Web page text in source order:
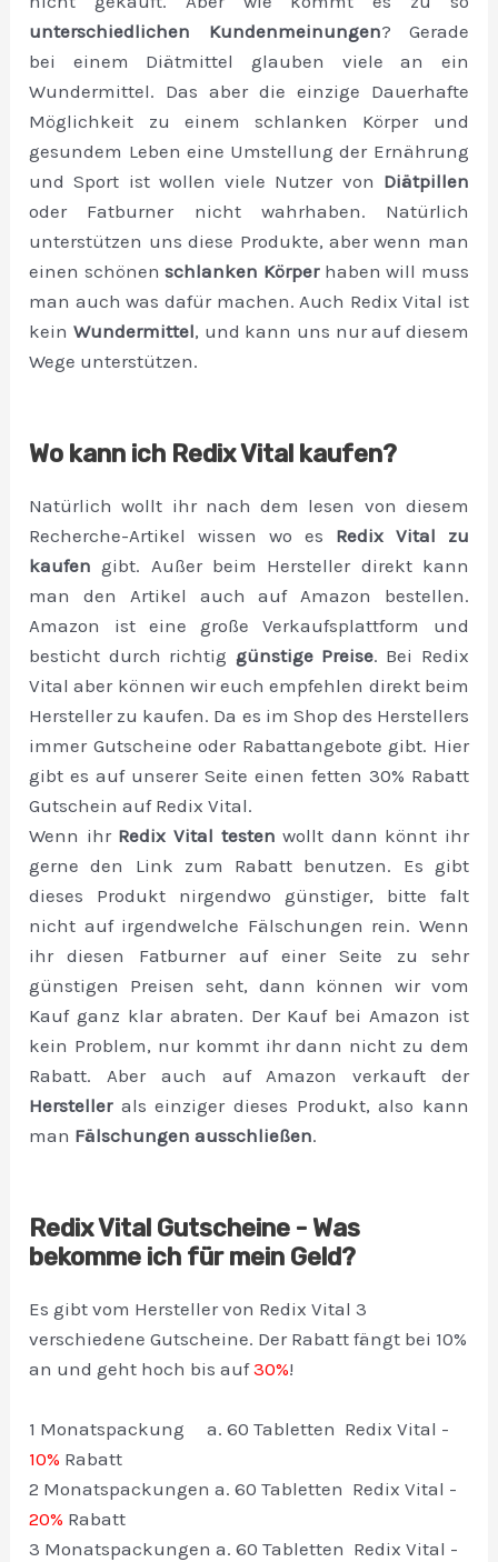
unterschiedlichen Kundenmeinungen? Gerade
bei einem Diätmittel glauben viele an ein
Wundermittel. Das aber die einzige Dauerhafte
Möglichkeit zu einem schlanken Körper und
gesundem Leben eine Umstellung der Ernährung
und Sport ist wollen viele Nutzer von Diätpillen
oder Fatburner nicht wahrhaben. Natürlich
unterstützen uns diese Produkte, aber wenn man
einen schönenschlanken Körperhaben will muss
man auch was dafür machen. Auch Redix Vital ist
kein Wundermittel, und kann uns nur auf diesem
Wege unterstützen.
Wo kann ich Redix Vital kaufen?
Natürlich wollt ihr nach dem lesen von diesem
Recherche-Artikel wissen wo es Redix Vital zu
kaufen gibt. Außer beim Hersteller direkt kann
man den Artikel auch auf Amazon bestellen.
Amazon ist eine große Verkaufsplattform und
besticht durch richtig günstige Preise. Bei Redix
Vital aber können wir euch empfehlen direkt beim
Hersteller zu kaufen. Da es im Shop des Herstellers
immer Gutscheine oder Rabattangebote gibt. Hier
gibt es auf unserer Seite einen fetten 30% Rabatt
Gutschein auf Redix Vital.
Wenn ihr Redix Vital testen wollt dann könnt ihr
gerne den Link zum Rabatt benutzen. Es gibt
dieses Produkt nirgendwo günstiger, bitte falt
nicht auf irgendwelche Fälschungen rein. Wenn
ihr diesen Fatburner auf einer Seite zu sehr
günstigen Preisen seht, dann können wir vom
Kauf ganz klar abraten. Der Kauf bei Amazon ist
kein Problem, nur kommt ihr dann nicht zu dem
Rabatt. Aber auch auf Amazon verkauft der
Herstellerals einziger dieses Produkt, also kann
man Fälschungen ausschließen.
Redix Vital Gutscheine - Was
bekomme ich für mein Geld?
Es gibt vom Hersteller von Redix Vital 3
verschiedene Gutscheine. Der Rabatt fängt bei 10%
an und geht hoch bis auf30%!
1 Monatspackung a. 60 Tabletten Redix Vital -
10% Rabatt
2 Monatspackungen a. 60 Tabletten Redix Vital -
20% Rabatt
3 Monatspackungen a. 60 Tabletten Redix Vital -